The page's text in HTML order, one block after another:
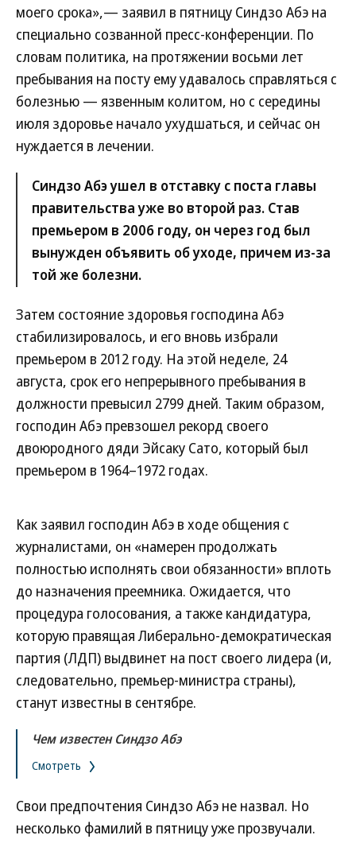
моего срока»,— заявил в пятницу Синдзо Абэ на
специально созванной пресс-конференции. По
словам политика, на протяжении восьми лет
пребывания на посту ему удавалось справляться с
болезнью — язвенным колитом, но с середины
июля здоровье начало ухудшаться, и сейчас он
нуждается в лечении.
Синдзо Абэ ушел в отставку с поста главы
правительства уже во второй раз. Став
премьером в 2006 году, он через год был
вынужден объявить об уходе, причем из-за
той же болезни.
Затем состояние здоровья господина Абэ
стабилизировалось, и его вновь избрали
премьером в 2012 году. На этой неделе, 24
августа, срок его непрерывного пребывания в
должности превысил 2799 дней. Таким образом,
господин Абэ превзошел рекорд своего
двоюродного дяди Эйсаку Сато, который был
премьером в 1964–1972 годах.
Как заявил господин Абэ в ходе общения с
журналистами, он «намерен продолжать
полностью исполнять свои обязанности» вплоть
до назначения преемника. Ожидается, что
процедура голосования, а также кандидатура,
которую правящая Либерально-демократическая
партия (ЛДП) выдвинет на пост своего лидера (и,
следовательно, премьер-министра страны),
станут известны в сентябре.
Чем известен Синдзо Абэ
Смотреть
Свои предпочтения Синдзо Абэ не назвал. Но
несколько фамилий в пятницу уже прозвучали.